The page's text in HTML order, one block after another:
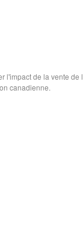
de la vente
canadienne.